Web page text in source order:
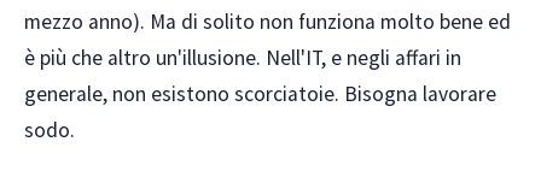
mezzo anno). Ma di solito non funziona molto bene ed
è più che altro un'illusione. Nell'IT, e negli affari in
generale, non esistono scorciatoie. Bisogna lavorare
sodo.